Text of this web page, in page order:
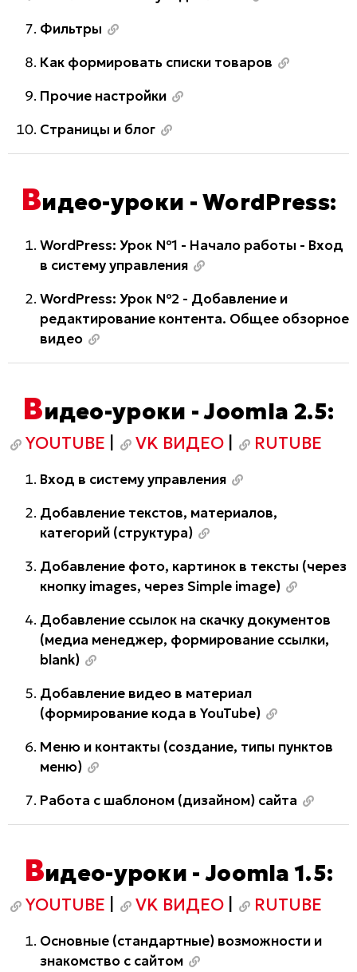
Фильтры
Как формировать списки товаров
Прочие настройки
Страницы и блог
Видео-уроки - WordPress:
WordPress: Урок №1 - Начало работы - Вход
в систему управления
WordPress: Урок №2 - Добавление и
редактирование контента. Общее обзорное
видео
Видео-уроки - Joomla 2.5:
YOUTUBE VK ВИДЕО RUTUBE
Вход в систему управления
Добавление текстов, материалов,
категорий (структура)
Добавление фото, картинок в тексты (через
кнопку images, через Simple image)
Добавление ссылок на скачку документов
(медиа менеджер, формирование ссылки,
blank)
Добавление видео в материал
(формирование кода в YouTube)
Меню и контакты (создание, типы пунктов
меню)
Работа с шаблоном (дизайном) сайта
Видео-уроки - Joomla 1.5:
YOUTUBE VK ВИДЕО RUTUBE
Основные (стандартные) возможности и
знакомство с сайтом